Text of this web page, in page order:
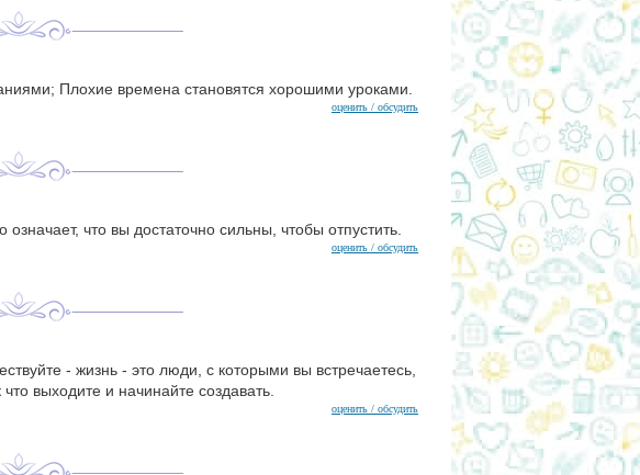
Плохие времена становятся хорошими уроками.
оценить / обсудить
что вы достаточно сильны, чтобы отпустить.
оценить / обсудить
- жизнь - это люди, с которыми вы встречаетесь,
выходите и начинайте создавать.
оценить / обсудить